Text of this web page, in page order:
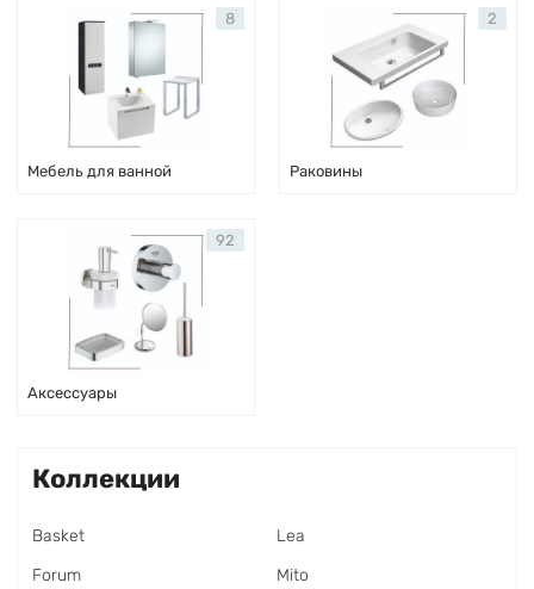
Мебель для ванной
8
Раковины
2
Аксессуары
92
Коллекции
Basket
Forum
Lea
Mito